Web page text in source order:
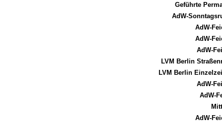
Geführte
AdW-
AdW-
AdW-
AdW-
LVM Berlin
LVM Berlin
AdW-
AdW-
AdW-